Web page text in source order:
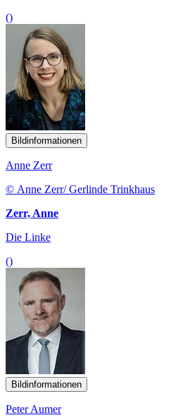
()
Bildinformationen
Anne Zerr
© Anne Zerr/ Gerlinde Trinkhaus
Zerr, Anne
Die Linke
()
Bildinformationen
Peter Aumer